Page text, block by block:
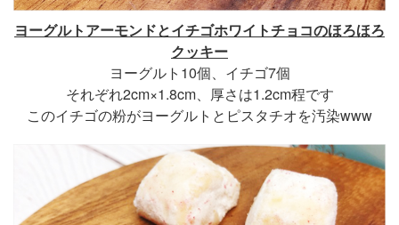
ヨーグルトアーモンドとイチゴホワイトチョコのほろほろ
クッキー
ヨーグルト10個、イチゴ7個
それぞれ2cm×1.8cm、厚さは1.2cm程です
このイチゴの粉がヨーグルトとピスタチオを汚染www